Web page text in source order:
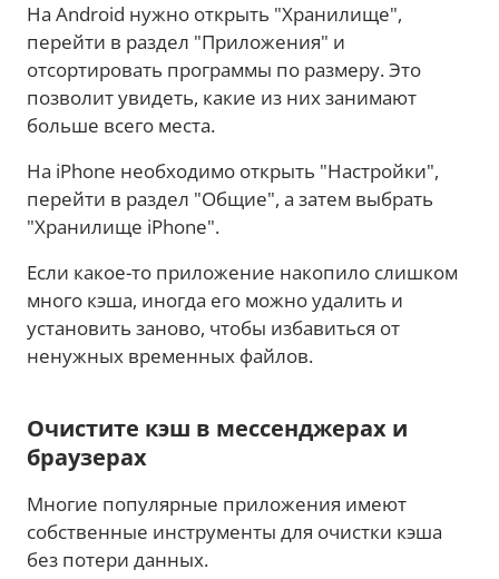
На Android нужно открыть "Хранилище",
перейти в раздел "Приложения" и
отсортировать программы по размеру. Это
позволит увидеть, какие из них занимают
больше всего места.
На iPhone необходимо открыть "Настройки",
перейти в раздел "Общие", а затем выбрать
"Хранилище iPhone".
Если какое-то приложение накопило слишком
много кэша, иногда его можно удалить и
установить заново, чтобы избавиться от
ненужных временных файлов.
Очистите кэш в мессенджерах и
браузерах
Многие популярные приложения имеют
собственные инструменты для очистки кэша
без потери данных.